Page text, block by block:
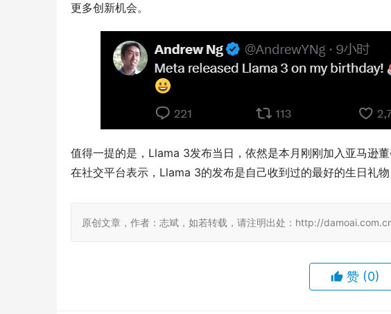
更多创新机会。
值得一提的是，Llama 3发布当日，依然是本月刚刚加入亚马逊
在社交平台表示，Llama 3的发布是自己收到过的最好的生日礼物
原创文章，作者：志斌，如若转载，请注明出处：http://
赞 (0)